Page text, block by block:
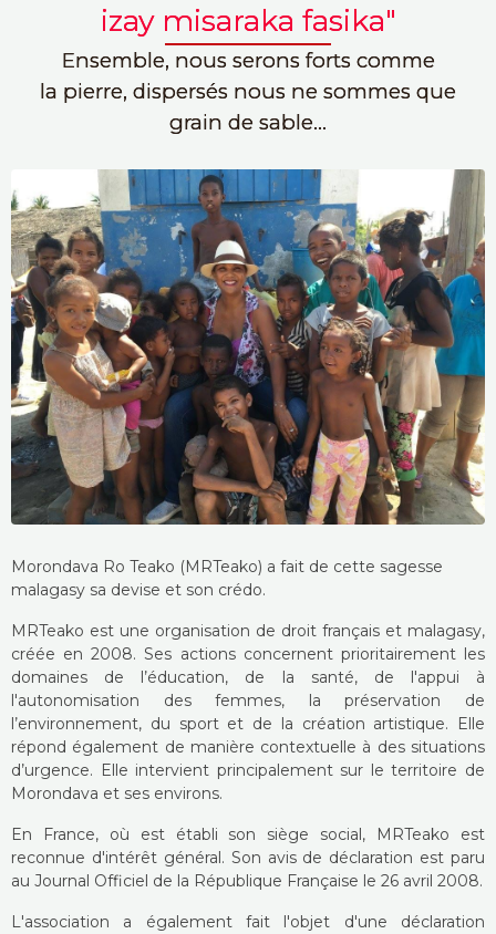
izay misaraka fasika"
Ensemble, nous serons forts comme
la pierre, dispersés nous ne sommes que
grain de sable...
Morondava Ro Teako (MRTeako) a fait de cette sagesse
malagasy sa devise et son crédo.
MRTeako est une organisation de droit français et malagasy,
créée en 2008. Ses actions concernent prioritairement les
domaines de l’éducation, de la santé, de l'appui à
l'autonomisation des femmes, la préservation de
l’environnement, du sport et de la création artistique. Elle
répond également de manière contextuelle à des situations
d’urgence. Elle intervient principalement sur le territoire de
Morondava et ses environs.
En France, où est établi son siège social, MRTeako est
reconnue d'intérêt général. Son avis de déclaration est paru
au Journal Officiel de la République Française le 26 avril 2008.
L'association a également fait l'objet d'une déclaration